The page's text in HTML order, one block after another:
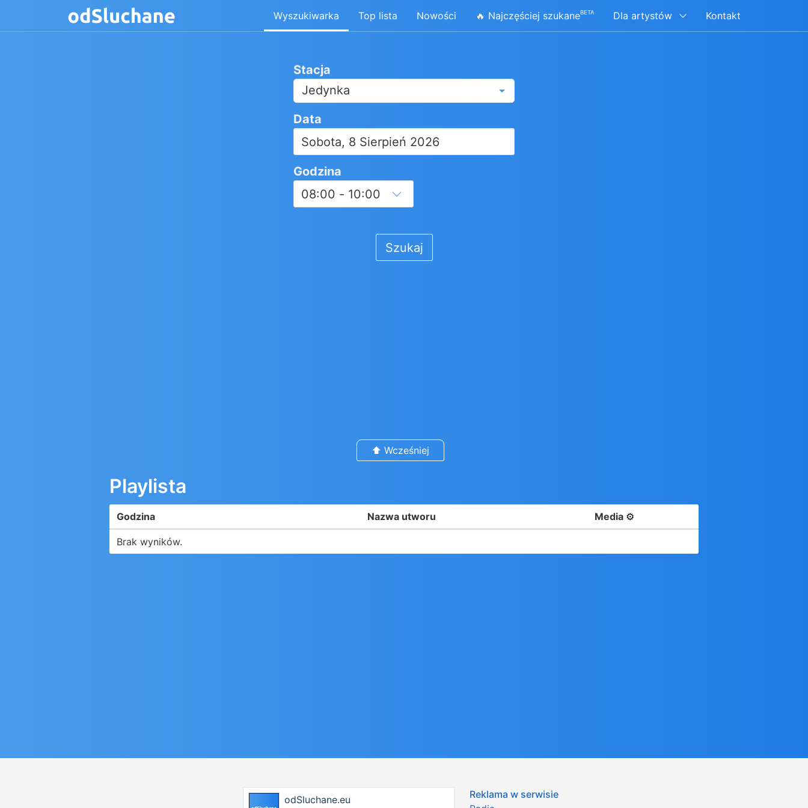
Wyszukiwarka Top lista Nowości 🔥 Najczęściej szukaneBETA Dla artystów Kontakt
Stacja
Jedynka
Data
Godzina
Szukaj
⬆️ Wcześniej
Playlista
Godzina Nazwa utworu Media ⚙️
Brak wyników.
odSluchane.eu
Reklama w serwisie